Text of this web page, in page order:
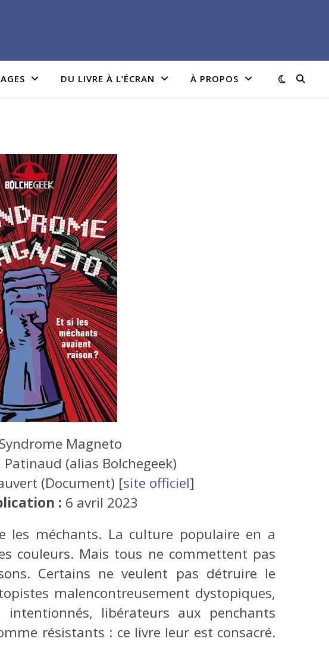
DU LIVRE À L’ÉCRAN À PROPOS
Magneto
Patinaud (alias Bolchegeek)
(Document) [site officiel]
: 6 avril 2023
les méchants. La culture populaire en a
couleurs. Mais tous ne commettent pas
Certains ne veulent pas détruire le
malencontreusement dystopiques,
libérateurs aux penchants
résistants : ce livre leur est consacré.